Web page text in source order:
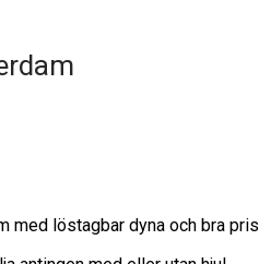
med löstagbar dyna och bra pris